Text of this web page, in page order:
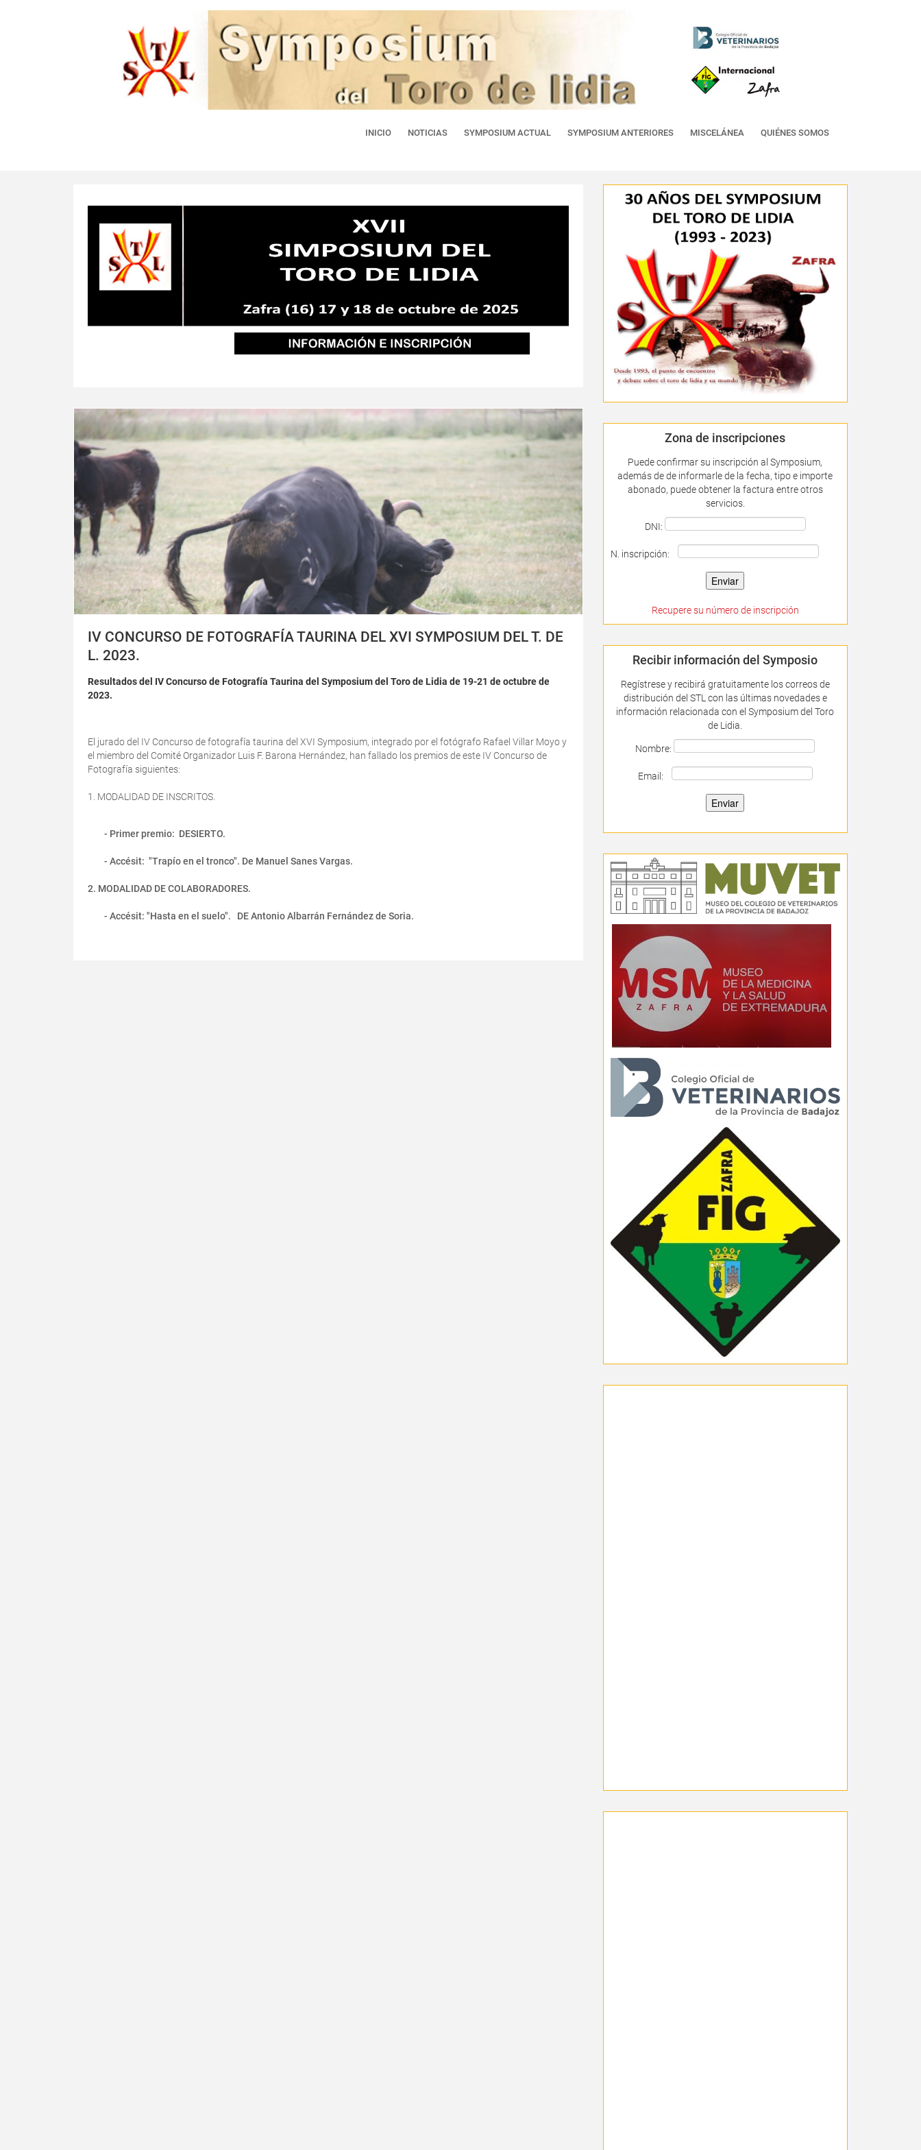
INICIO NOTICIAS SYMPOSIUM ACTUAL SYMPOSIUM ANTERIORES MISCELÁNEA QUIÉNES SOMOS
IV CONCURSO DE FOTOGRAFÍA TAURINA DEL XVI SYMPOSIUM DEL T. DE
L. 2023.
Resultados del IV Concurso de Fotografía Taurina del Symposium del Toro de Lidia de 19-21 de octubre de
2023.
El jurado del IV Concurso de fotografía taurina del XVI Symposium, integrado por el fotógrafo Rafael Villar Moyo y
el miembro del Comité Organizador Luis F. Barona Hernández, han fallado los premios de este IV Concurso de
Fotografía siguientes:
1. MODALIDAD DE INSCRITOS.
- Primer premio: DESIERTO.
- Accésit: "Trapío en el tronco". De Manuel Sanes Vargas.
2. MODALIDAD DE COLABORADORES.
- Accésit: "Hasta en el suelo". DE Antonio Albarrán Fernández de Soria.
Zona de inscripciones
Puede confirmar su inscripción al Symposium,
además de de informarle de la fecha, tipo e importe
abonado, puede obtener la factura entre otros
servicios.
DNI:
N. inscripción:
Recupere su número de inscripción
Recibir información del Symposio
Regístrese y recibirá gratuitamente los correos de
distribución del STL con las últimas novedades e
información relacionada con el Symposium del Toro
de Lidia.
Nombre:
Email: